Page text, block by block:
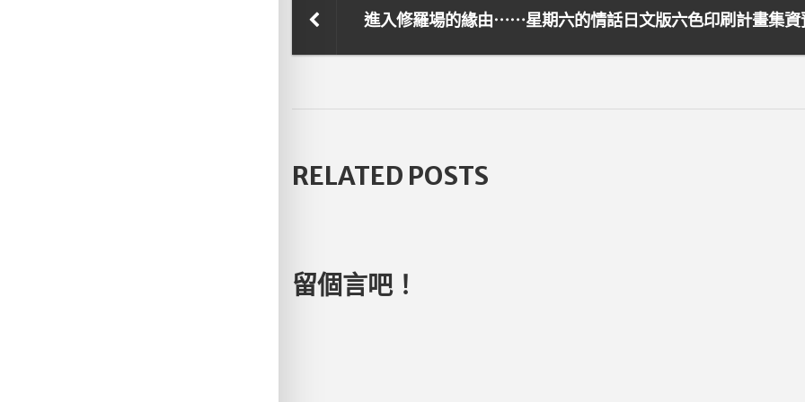
進入修羅場的緣由⋯⋯星期六的情話日文版六色印刷計畫集資
RELATED POSTS
留個言吧！